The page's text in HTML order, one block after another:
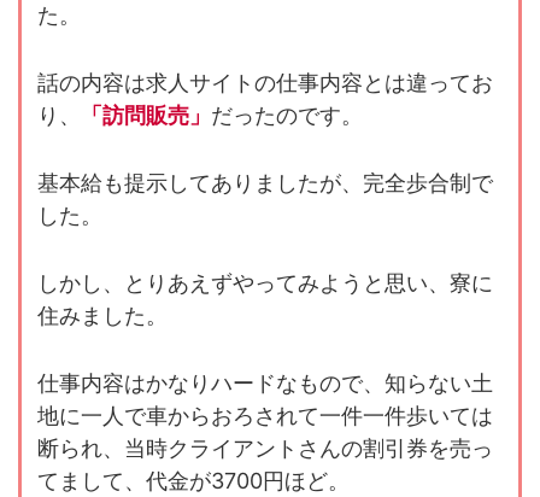
た。
話の内容は求人サイトの仕事内容とは違ってお
り、
「訪問販売」 だったのです。
基本給も提示してありましたが、完全歩合制で
した。
しかし、とりあえずやってみようと思い、寮に
住みました。
仕事内容はかなりハードなもので、知らない土
地に一人で車からおろされて一件一件歩いては
断られ、当時クライアントさんの割引券を売っ
てまして、代金が3700円ほど。